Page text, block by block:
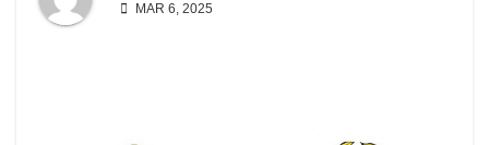
MAR 6, 2025